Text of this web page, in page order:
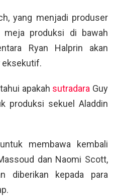
yang menjadi produser
produksi di bawah
Ryan Halprin akan
eksekutif.
apakah sutradara Guy
produksi sekuel Aladdin
membawa kembali
dan Naomi Scott,
diberikan kepada para